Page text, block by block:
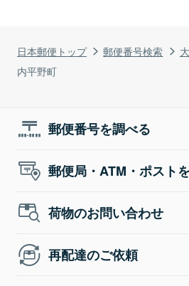
日本郵便トップ 郵便番号検索
内平野町
郵便番号を調べる
郵便局・ATM・ポスト
荷物のお問い合わせ
再配達のご依頼